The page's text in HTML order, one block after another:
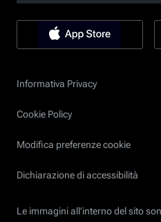
Informativa Privacy
Cookie Policy
Modifica preferenze cookie
Dichiarazione di accessibilità
Le immagini all’interno del sito